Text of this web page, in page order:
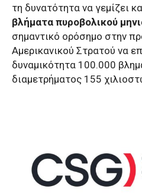
τη δυνατότητα να γεμίζει
βλήματα πυροβολικού
σημαντικό ορόσημο στην
Αμερικανικού Στρατού να
δυναμικότητα 100.000
διαμετρήματος 155